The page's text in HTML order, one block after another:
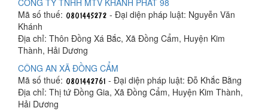
CÔNG TY TNHH MTV KHÁNH PHÁT 98
Mã số thuế:
- Đại diện pháp luật: Nguyễn Văn
Khánh
Địa chỉ: Thôn Đồng Xá Bắc, Xã Đồng Cẩm, Huyện Kim
Thành, Hải Dương
CÔNG AN XÃ ĐỒNG CẨM
Mã số thuế:
- Đại diện pháp luật: Đỗ Khắc Bằng
Địa chỉ: Thị tứ Đồng Gia, Xã Đồng Cẩm, Huyện Kim Thành,
Hải Dương